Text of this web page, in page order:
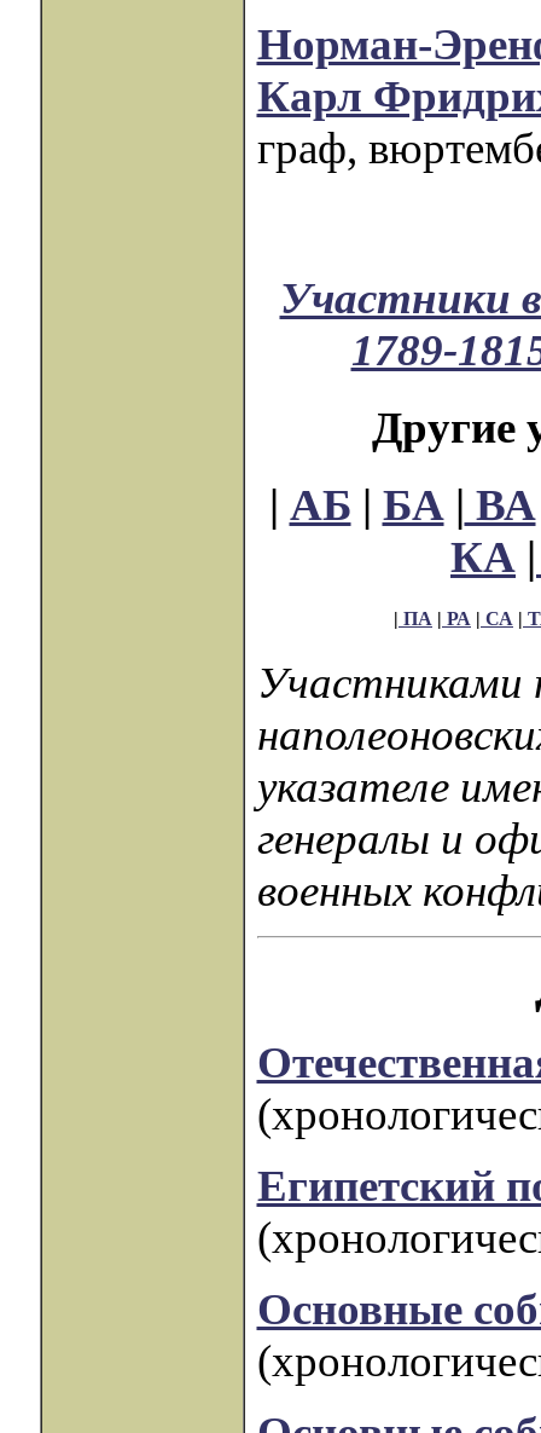
Норман-
Карл
граф,
Участники
1789-
Другие
| АБ | БА| ВА
КА |
| ПА | РА | СА |
Участниками
указателе
генералы и
военных
Египетский
Основные